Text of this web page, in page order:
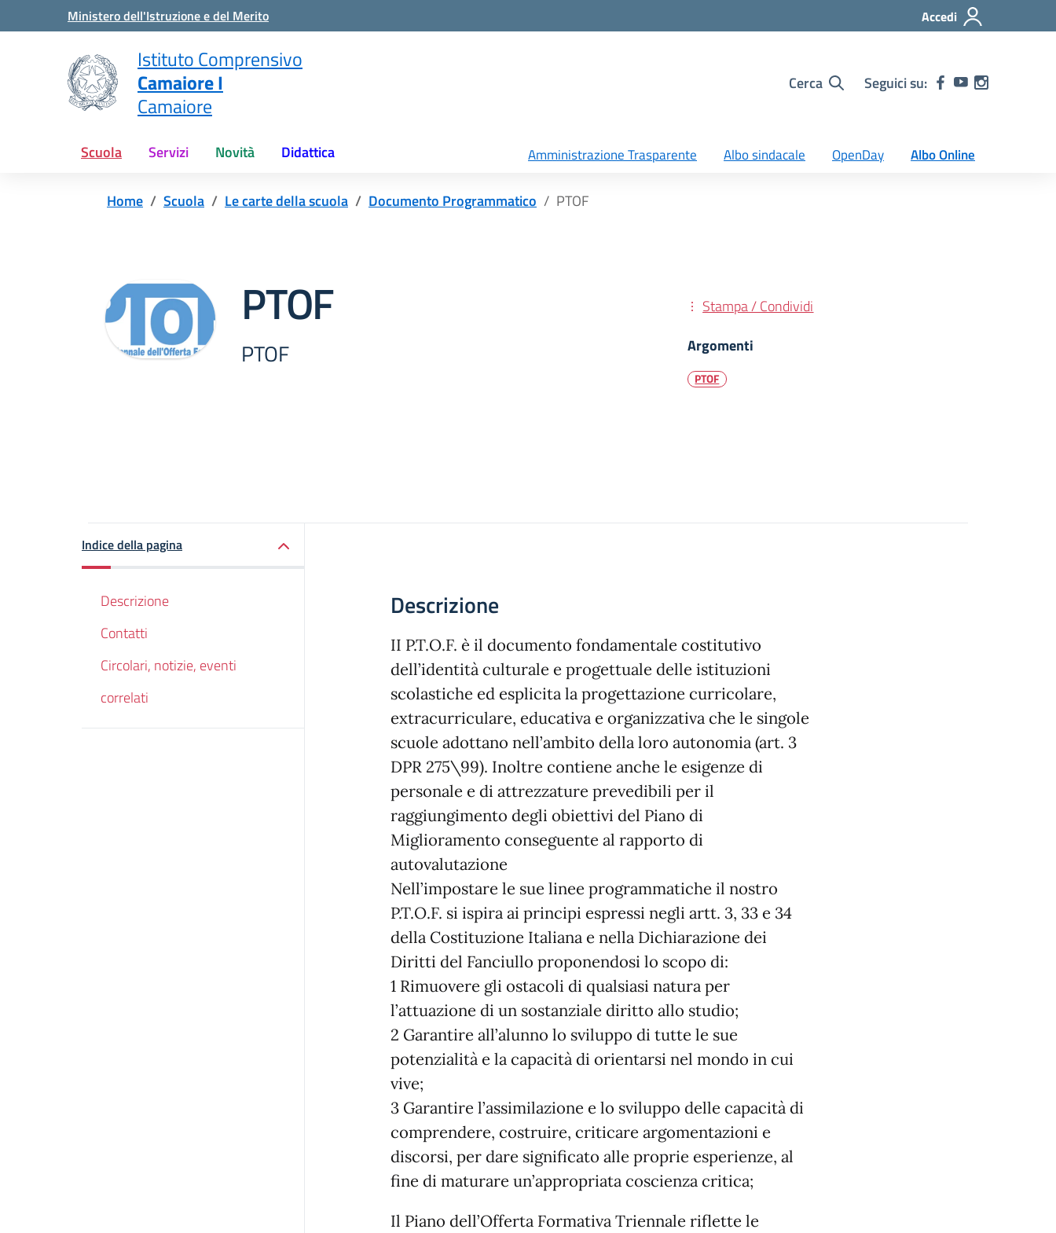
Vai ai contenuti
Vai al menu di navigazione
Ministero dell'Istruzione e del Merito Accedi
Istituto Comprensivo
Camaiore I
Camaiore
Cerca Seguici su:
Scuola Servizi Novità Didattica Amministrazione Trasparente Albo sindacale OpenDay Albo Online
Home Scuola Le carte della scuola Documento Programmatico PTOF
PTOF
PTOF
Stampa / Condividi
Argomenti
PTOF
Indice della pagina
Descrizione
Contatti
Circolari, notizie, eventi
correlati
Descrizione
II P.T.O.F. è il documento fondamentale costitutivo
dell’identità culturale e progettuale delle istituzioni
scolastiche ed esplicita la progettazione curricolare,
extracurriculare, educativa e organizzativa che le singole
scuole adottano nell’ambito della loro autonomia (art. 3
DPR 275\99). Inoltre contiene anche le esigenze di
personale e di attrezzature prevedibili per il
raggiungimento degli obiettivi del Piano di
Miglioramento conseguente al rapporto di
autovalutazione
Nell’impostare le sue linee programmatiche il nostro
P.T.O.F. si ispira ai principi espressi negli artt. 3, 33 e 34
della Costituzione Italiana e nella Dichiarazione dei
Diritti del Fanciullo proponendosi lo scopo di:
1 Rimuovere gli ostacoli di qualsiasi natura per
l’attuazione di un sostanziale diritto allo studio;
2 Garantire all’alunno lo sviluppo di tutte le sue
potenzialità e la capacità di orientarsi nel mondo in cui
vive;
3 Garantire l’assimilazione e lo sviluppo delle capacità di
comprendere, costruire, criticare argomentazioni e
discorsi, per dare significato alle proprie esperienze, al
fine di maturare un’appropriata coscienza critica;
Il Piano dell’Offerta Formativa Triennale riflette le